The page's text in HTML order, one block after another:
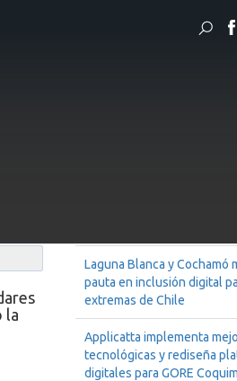
la
Laguna Blanca y Cochamó
pauta en inclusión digital
extremas de Chile
Applicatta implementa
tecnológicas y rediseña
digitales para GORE